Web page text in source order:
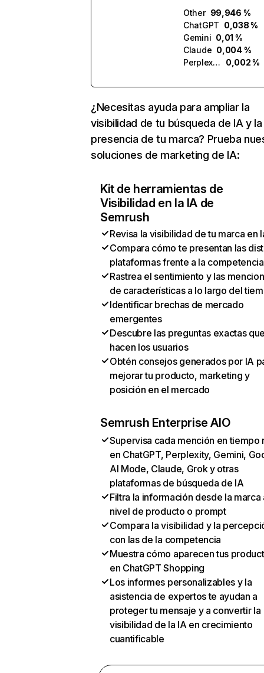
Other 99,946 %
ChatGPT 0,038 %
Gemini 0,01 %
Claude 0,004 %
Perplexity
0,002 %
¿Necesitas ayuda para ampliar la
visibilidad de tu búsqueda de IA y la
presencia de tu marca? Prueba
soluciones de marketing de IA:
Kit de herramientas de
Visibilidad en la IA de
Semrush
Revisa la visibilidad de tu marca en
Compara cómo te presentan las
plataformas frente a la competencia
Rastrea el sentimiento y las
de características a lo largo del
Identificar brechas de mercado
emergentes
Descubre las preguntas exactas
hacen los usuarios
Obtén consejos generados por IA
mejorar tu producto, marketing y
posición en el mercado
Semrush Enterprise AIO
Supervisa cada mención en tiempo
en ChatGPT, Perplexity, Gemini,
AI Mode, Claude, Grok y otras
plataformas de búsqueda de IA
Filtra la información desde la marca
nivel de producto o prompt
Compara la visibilidad y la
con las de la competencia
Muestra cómo aparecen tus
en ChatGPT Shopping
Los informes personalizables y la
asistencia de expertos te ayudan a
proteger tu mensaje y a convertir la
visibilidad de la IA en crecimiento
cuantificable